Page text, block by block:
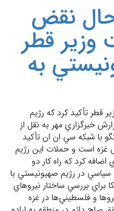
نقض
قطر
به
تأکيد کرد که رژيم
خبرگزاري مهر به نقل از
با شبکه سي ان ان تأکيد
غزه است و حملات اين رژيم
کرد که راه کار دو
سياسي در رژيم صهيونيستي با
بررسي ساختار نيروهاي
و فلسطيني‌ها در غزه